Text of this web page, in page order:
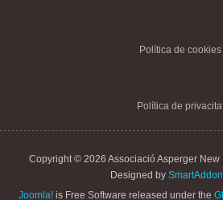
Política de cookies
Política de
Copyright © 2026 Associació Asperger New
Designed by
Joomla!is Free Software released under the